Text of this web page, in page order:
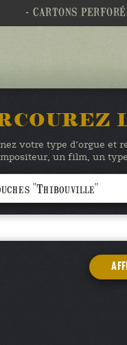
- CARTONS
votre type d’orgue et
un film, un